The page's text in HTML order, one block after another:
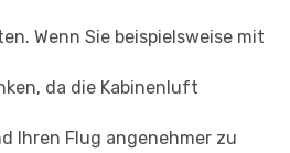
Wenn Sie beispielsweise mit
da die Kabinenluft
Ihren Flug angenehmer zu